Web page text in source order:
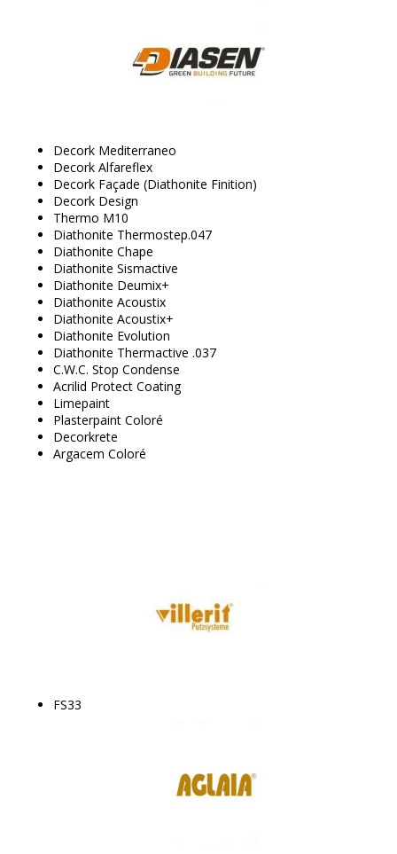
Decork Mediterraneo
Decork Alfareflex
Decork Façade (Diathonite Finition)
Decork Design
Thermo M10
Diathonite Thermostep.047
Diathonite Chape
Diathonite Sismactive
Diathonite Deumix+
Diathonite Acoustix
Diathonite Acoustix+
Diathonite Evolution
Diathonite Thermactive .037
C.W.C. Stop Condense
Acrilid Protect Coating
Limepaint
Plasterpaint Coloré
Decorkrete
Argacem Coloré
FS33